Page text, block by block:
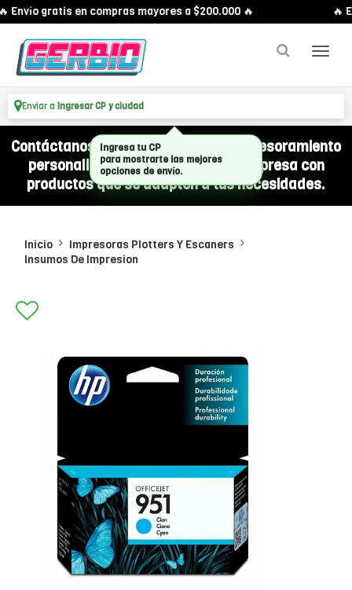
Envío gratis en compras mayores a $200.000 🔥 🔥
Enviar a Ingresar CP y ciudad
Contáctanos por WhatsApp y recibí asesoramiento
personalizado para equipar a tu empresa con
productos que se adapten a tus necesidades.
Inicio
Impresoras Plotters Y Escaners
Insumos De Impresion
Ingresa tu CP
para mostrarte las mejores
opciones de envío.